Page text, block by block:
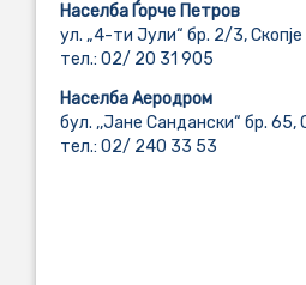
Населба Ѓорче Петров
ул. „4-ти Јули“ бр. 2/3, Скопје
тел.: 02/ 20 31 905
Населба Аеродром
бул. ,,Јане Сандански“ бр. 65,
тел.: 02/ 240 33 53